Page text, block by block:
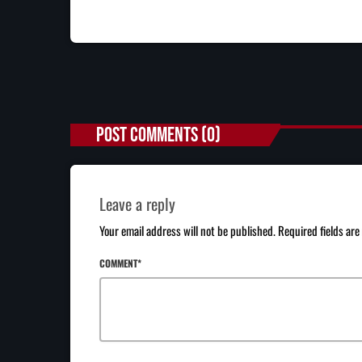
POST COMMENTS (0)
Leave a reply
Your email address will not be published. Required fields
COMMENT*